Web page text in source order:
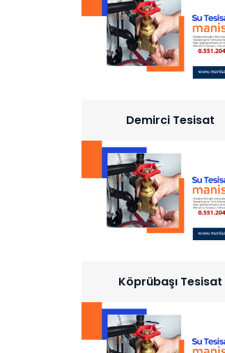
Demirci Tesisat
Köprübaşı Tesisat